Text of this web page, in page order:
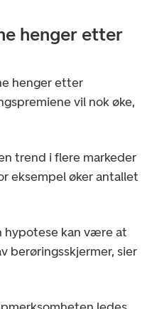
henger etter
henger etter
vil nok øke,
trend i flere markeder
eksempel øker antallet
hypotese kan være at
berøringsskjermer, sier